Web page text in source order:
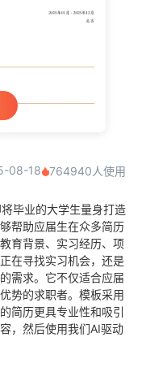
08-18 764940人使用
毕业的大学生量身打造
帮助应届生在众多简历
育背景、实习经历、项
在寻找实习机会，还是
需求。它不仅适合应届
势的求职者。模板采用
简历更具专业性和吸引
，然后使用我们AI驱动